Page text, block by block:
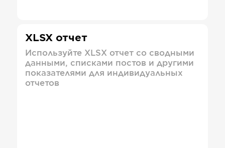
XLSX отчет
Используйте XLSX отчет со сводными
данными, списками постов и другими
показателями для индивидуальных
отчетов